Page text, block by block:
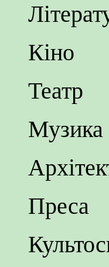
Кіно
Театр
Музика
Преса